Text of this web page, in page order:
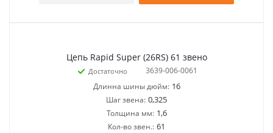
Цепь Rapid Super (26RS) 61 звено
Достаточно
3639-006-0061
Длинна шины дюйм: 16
Шаг звена: 0,325
Толщина мм: 1,6
Кол-во звен.: 61